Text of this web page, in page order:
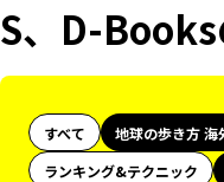
S、D-
すべて 地球の歩き方 海
ランキング&テクニック